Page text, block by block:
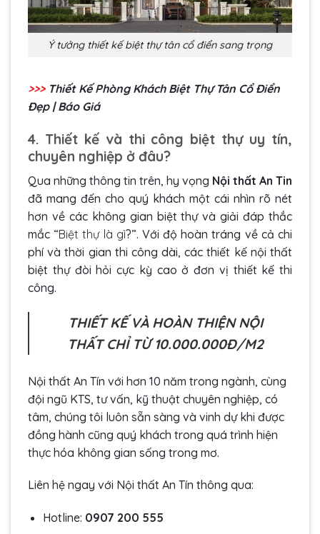
Ý tưởng thiết kế biệt thự tân cổ điển sang trọng
>>> Thiết Kế Phòng Khách Biệt Thự Tân Cổ Điển
Đẹp | Báo Giá
4. Thiết kế và thi công biệt thự uy tín,
chuyên nghiệp ở đâu?
Qua những thông tin trên, hy vọng Nội thất An Tin
đã mang đến cho quý khách một cái nhìn rõ nét
hơn về các không gian biệt thự và giải đáp thắc
mắc “Biệt thự là gì?”. Với độ hoàn tráng về cả chi
phí và thời gian thi công dài, các thiết kế nội thất
biệt thự đòi hỏi cực kỳ cao ở đơn vị thiết kế thi
công.
THIẾT KẾ VÀ HOÀN THIỆN NỘI
THẤT CHỈ TỪ 10.000.000Đ/M2
Nội thất An Tín với hơn 10 năm trong ngành, cùng
đội ngũ KTS, tư vấn, kỹ thuật chuyên nghiệp, có
tâm, chúng tôi luôn sẵn sàng và vinh dự khi được
đồng hành cũng quý khách trong quá trình hiện
thực hóa không gian sống trong mơ.
Liên hệ ngay với Nội thất An Tín thông qua:
Hotline: 0907 200 555